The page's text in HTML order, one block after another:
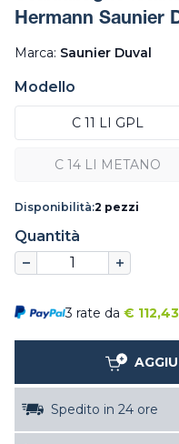
Hermann Saunier
Marca: Saunier Duval
Modello
C 11 LI GPL
C 14 LI METANO
Disponibilità:2 pezzi
Quantità
3 rate da € 112,43
Spedito in 24 ore